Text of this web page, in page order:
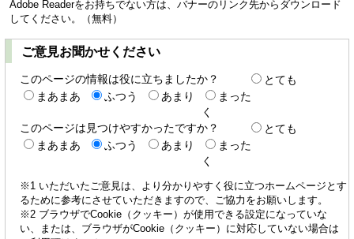
Adobe Readerをお持ちでない方は、バナーのリンク先からダウンロード
してください。（無料）
ご意見お聞かせください
このページの情報は役に立ちましたか？
とても
まあまあ
ふつう あまり
まった
く
このページは見つけやすかったですか？
とても
まあまあ
ふつう あまり
まった
く
※1 いただいたご意見は、より分かりやすく役に立つホームページとす
るために参考にさせていただきますので、ご協力をお願いします。
※2 ブラウザでCookie（クッキー）が使用できる設定になっていな
い、または、ブラウザがCookie（クッキー）に対応していない場合は